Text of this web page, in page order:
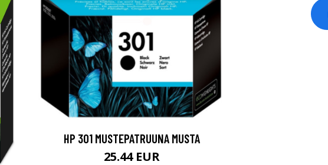
HP 301 MUSTEPATRUUNA MUSTA
25.44 EUR